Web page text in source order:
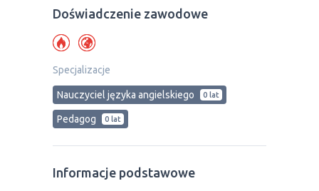
Doświadczenie zawodowe
Specjalizacje
Nauczyciel języka angielskiego 0 lat
Pedagog 0 lat
Informacje podstawowe